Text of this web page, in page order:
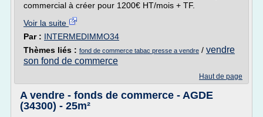
commercial à créer pour 1200€ HT/mois + TF.
Voir la suite
Par : INTERMEDIMMO34
Thèmes liés : fond de commerce tabac presse a vendre / vendre
son fond de commerce
Haut de page
A vendre - fonds de commerce - AGDE
(34300) - 25m²